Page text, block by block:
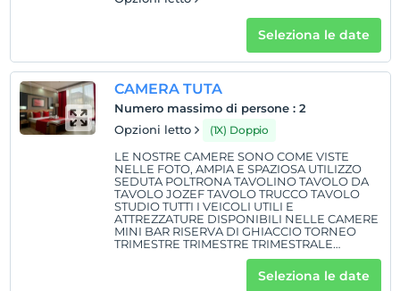
Seleziona le date
CAMERA TUTA
Numero massimo di persone : 2
Opzioni letto
(1X) Doppio
LE NOSTRE CAMERE SONO COME VISTE
NELLE FOTO, AMPIA E SPAZIOSA UTILIZZO
SEDUTA POLTRONA TAVOLINO TAVOLO DA
TAVOLO JOZEF TAVOLO TRUCCO TAVOLO
STUDIO TUTTI I VEICOLI UTILI E
ATTREZZATURE DISPONIBILI NELLE CAMERE
MINI BAR RISERVA DI GHIACCIO TORNEO
TRIMESTRE TRIMESTRE TRIMESTRALE
TORNEO TRIMESTRALE TRIMESTRALE
Seleziona le date